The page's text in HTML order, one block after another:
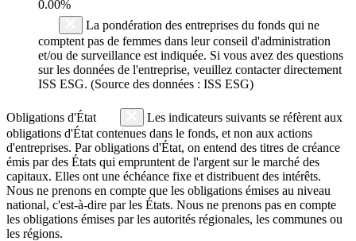
0.00%
La pondération des entreprises du fonds qui ne
comptent pas de femmes dans leur conseil d'administration
et/ou de surveillance est indiquée. Si vous avez des questions
sur les données de l'entreprise, veuillez contacter directement
ISS ESG. (Source des données : ISS ESG)
Obligations d'État
Les indicateurs suivants se réfèrent aux
obligations d'État contenues dans le fonds, et non aux actions
d'entreprises. Par obligations d'État, on entend des titres de créance
émis par des États qui empruntent de l'argent sur le marché des
capitaux. Elles ont une échéance fixe et distribuent des intérêts.
Nous ne prenons en compte que les obligations émises au niveau
national, c'est-à-dire par les États. Nous ne prenons pas en compte
les obligations émises par les autorités régionales, les communes ou
les régions.